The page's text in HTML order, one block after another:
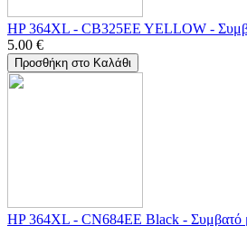
HP 364XL - CB325EE YELLOW -
5.00 €
Προσθήκη στο Καλάθι
HP 364XL - CN684EE Black - Συμβατό